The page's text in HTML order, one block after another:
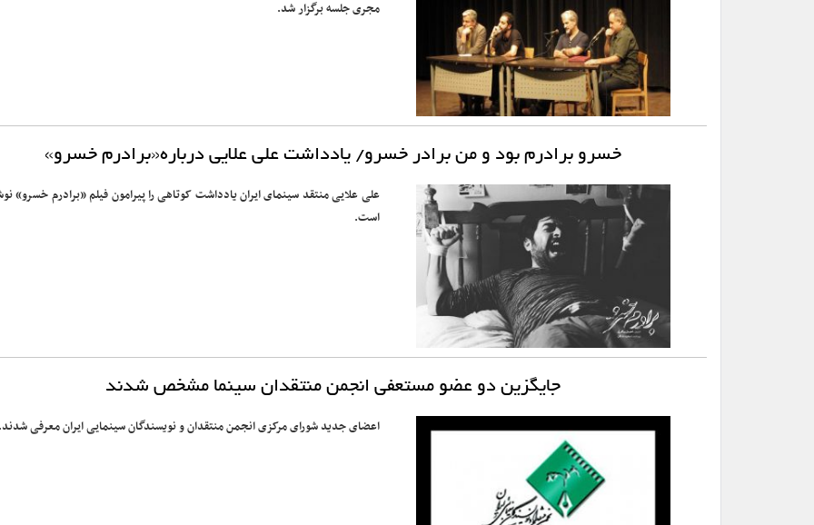
مجری جلسه برگزار شد.
خسرو برادرم بود و من برادر خسرو/ یادداشت علی علایی درباره«برادرم خسرو»
علی علایی منتقد سینمای ایران یادداشت کوتاهی را پیرامون فیلم «برادرم خسرو»
است.
جایگزین دو عضو مستعفی انجمن منتقدان سینما مشخص شدند
اعضای جدید شورای مرکزی انجمن منتقدان و نویسندگان سینمایی ایران معرفی